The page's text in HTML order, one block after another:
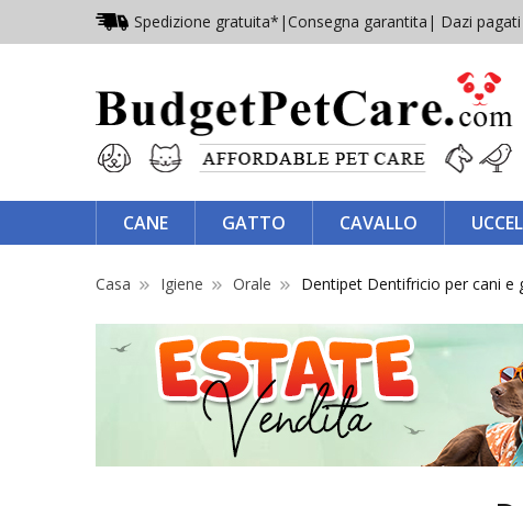
Spedizione gratuita* |Consegna garantita | Dazi pagati
CANE GATTO CAVALLO
Casa Igiene Orale Dentipet Dentifricio per cani e